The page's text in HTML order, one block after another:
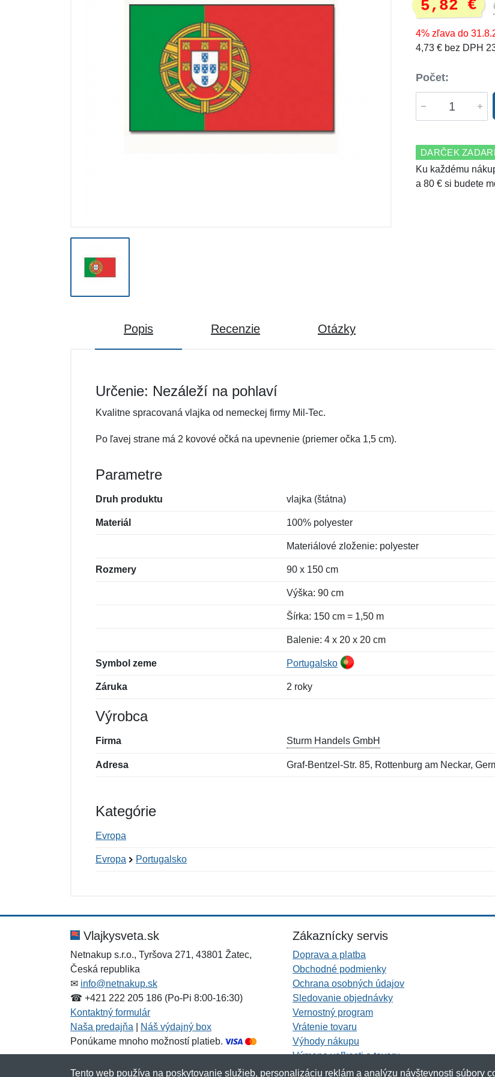
5,82 €
4% zľava do
4,73 € bez DPH
Počet:
DARČEK
Ku každému
a 80 € si budete
Popis Recenzie Otázky
Určenie: Nezáleží na pohlaví
Kvalitne spracovaná vlajka od nemeckej firmy Mil-Tec.
Po ľavej strane má 2 kovové očká na upevnenie (priemer očka 1,5 cm).
Parametre
Druh produktu vlajka (štátna)
Materiál 100% polyester
Materiálové zloženie: polyester
Rozmery 90 x 150 cm
Výška: 90 cm
Šírka: 150 cm = 1,50 m
Balenie: 4 x 20 x 20 cm
Symbol zeme Portugalsko
Záruka 2 roky
Výrobca
Firma Sturm Handels GmbH
Adresa Graf-Bentzel-Str. 85, Rottenburg am Neckar,
Kategórie
Evropa
Evropa Portugalsko
Správa*
Správa*
Vlajkysveta.sk
Netnakup s.r.o., Tyršova 271, 43801 Žatec,
Česká republika
✉ info@netnakup.sk
☎ +421 222 205 186 (Po-Pi 8:00-16:30)
Kontaktný formulár
Naša predajňa
Náš výdajný box
Ponúkame mnoho možností platieb.
Zákaznícky servis
Doprava a platba
Obchodné podmienky
Ochrana osobných údajov
Sledovanie objednávky
Vernostný program
Vrátenie tovaru
Výhody nákupu
Výmena veľkosti a tovaru
Viac informácií...
Tento web používa na poskytovanie služieb, personalizáciu reklám a analýzu návštevnosti súbory